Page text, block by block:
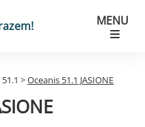
MENU
>Oceanis 51.1 JASIONE